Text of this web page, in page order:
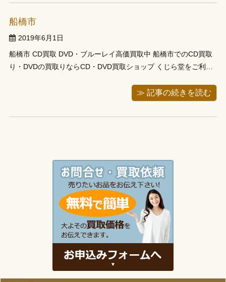
船橋市
2019年6月1日
船橋市 CD買取 DVD・ブルーレイ高価買取中 船橋市でのCD買取
り・DVDの買取りならCD・DVD買取ショップ くじら堂をご利用
取、DVDやブルーレイ、ゲームや本、趣味の品の出張買取りをし
≫ 記事の続きを読む